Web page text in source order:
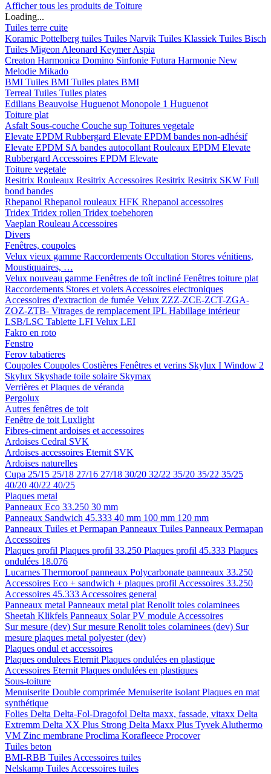
Afficher tous les produits de Toiture
Loading...
Tuiles terre cuite
Koramic Pottelberg tuiles Tuiles Narvik Tuiles Klassiek Tuiles Bisch
Tuiles Migeon Aleonard KeymerAspia
Creaton Harmonica Domino Sinfonie Futura Harmonie New
Melodie Mikado
BMI Tuiles BMI Tuiles plates BMI
Terreal Tuiles Tuiles plates
Edilians Beauvoise Huguenot Monopole 1 Huguenot
Toiture plat
Asfalt Sous-couche Couche sup Toitures vegetale
Elevate EPDM Rubbergard Elevate EPDM bandes non-adhésif
Elevate EPDM SA bandes autocollant Rouleaux EPDM Elevate
Rubbergard Accessoires EPDM Elevate
Toiture vegetale
Resitrix Rouleaux Resitrix Accessoires Resitrix Resitrix SKW Full
bond bandes
Rhepanol Rhepanol rouleaux HFK Rhepanol accessoires
Tridex Tridex rollen Tridex toebehoren
Vaeplan Rouleau Accessoires
Divers
Fenêtres, coupoles
Velux vieux gamme Raccordements Occultation Stores vénitiens,
Moustiquaires, …
Velux nouveau gamme Fenêtres de toît incliné Fenêtres toiture plat
Raccordements Stores et volets Accessoires electroniques
Accessoires d'extraction de fumée Velux ZZZ-ZCE-ZCT-ZGA-
ZOZ-ZTB- Vitrages de remplacement IPL Habillage intérieur
LSB/LSC Tablette LFI Velux LEI
Fakro en roto
Fenstro
Ferov tabatieres
Coupoles Coupoles Costières Fenêtres et verins Skylux I Window 2
Skylux Skyshade toile solaire Skymax
Verrières et Plaques de véranda
Pergolux
Autres fenêtres de toit
Fenêtre de toit Luxlight
Fibres-ciment ardoises et accessoires
Ardoises Cedral SVK
Ardoises accessoires Eternit SVK
Ardoises naturelles
Cupa 25/15 25/18 27/16 27/18 30/20 32/22 35/20 35/22 35/25
40/20 40/22 40/25
Plaques metal
Panneaux Eco 33.250 30 mm
Panneaux Sandwich 45.333 40 mm 100 mm 120 mm
Panneaux Tuiles et Permapan Panneaux Tuiles Panneaux Permapan
Accessoires
Plaques profil Plaques profil 33.250 Plaques profil 45.333 Plaques
ondulées 18.076
Lucarnes Thermoroof panneaux Polycarbonate panneaux 33.250
Accessoires Eco + sandwich + plaques profil Accessoires 33.250
Accessoires 45.333 Accessoires general
Panneaux metal Panneaux metal plat Renolit toles colaminees
Sheetah Klikfels Panneaux Solar PV module Accessoires
Sur mesure (dev) Sur mesure Renolit toles colaminees (dev) Sur
mesure plaques metal polyester (dev)
Plaques ondul et accessoires
Plaques ondulees Eternit Plaques ondulées en plastique
Accessoires Eternit Plaques ondulées en plastiques
Sous-toiture
Menuiserite Double comprimée Menuiserite isolant Plaques en mat
synthétique
Folies Delta Delta-Fol-Dragofol Delta maxx, fassade, vitaxx Delta
Extremm Delta XX Plus Strong Delta Maxx Plus Tyvek Aluthermo
VM Zinc membrane Proclima Korafleece Procover
Tuiles beton
BMI-RBB Tuiles Accessoires tuiles
Nelskamp Tuiles Accessoires tuiles